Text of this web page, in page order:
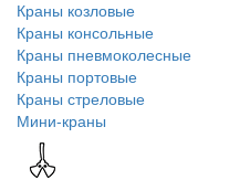
Краны козловые
Краны консольные
Краны пневмоколесные
Краны портовые
Краны стреловые
Мини-краны